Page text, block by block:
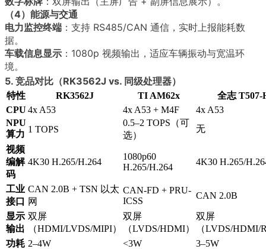
（4）能源与交通
电力监控终端 ：支持 RS485/CAN 通信，实时上报能耗数
据。
车载信息显示 ：1080p 视频输出，适应车辆振动与宽温环
境。
5. 竞品对比（RK3562J vs. 同级处理器）
特性 RK3562J TI AM62x
全志 T507-
CPU 4x A53 4x A53 + M4F
4x A53
NPU
算力 1 TOPS
0.5–2 TOPS（可
选）
无
视频
编解
码
4K30 H.265/H.264
1080p60
H.265/H.264
4K30 H.265/
工业
接口
CAN 2.0B + TSN 以太
网
CAN-FD + PRU-
ICSS
CAN 2.0B
显示
输出
双屏
（HDMI/LVDS/MIPI）
双屏
（LVDS/HDMI）
双屏
（LVDS/HDMI/
功耗 2–4W <3W
3–5W